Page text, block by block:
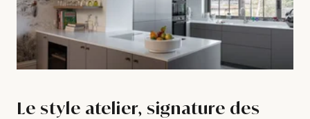
Le style atelier, signature des